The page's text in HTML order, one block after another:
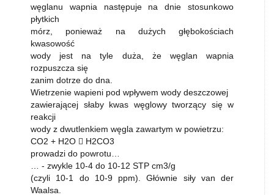
węglanu wapnia następuje na dnie stosunkowo
płytkich
mórz, ponieważ na dużych głębokościach
kwasowość
wody jest na tyle duża, że węglan wapnia
rozpuszcza się
zanim dotrze do dna.
Wietrzenie wapieni pod wpływem wody deszczowej
zawierającej słaby kwas węglowy tworzący się w
reakcji
wody z dwutlenkiem węgla zawartym w powietrzu:
CO2 + H2O  H2CO3
prowadzi do powrotu…
… - zwykle 10-4 do 10-12 STP cm3/g
(czyli 10-1 do 10-9 ppm). Głównie siły van der
Waalsa.